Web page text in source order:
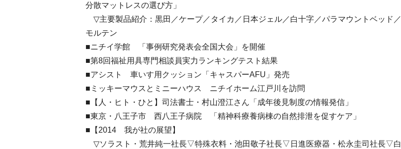
分散マットレスの選び方」
▽主要製品紹介：黒田／ケープ／タイカ／日本ジェル／白十字／パラマウントベッド／
モルテン
■ニチイ学館 「事例研究発表会全国大会」を開催
■第8回福祉用具専門相談員実力ランキングテスト結果
■アシスト 車いす用クッション「キャスパーAFU」発売
■ミッキーマウスとミニーハウス ニチイホーム江戸川を訪問
■【人・ヒト・ひと】司法書士・村山澄江さん「成年後見制度の情報発信」
■東京・八王子市 西八王子病院 「精神科療養病棟の自然排泄を促すケア」
■【2014 我が社の展望】
▽ソラスト・荒井純一社長▽特殊衣料・池田敬子社長▽日進医療器・松永圭司社長▽白